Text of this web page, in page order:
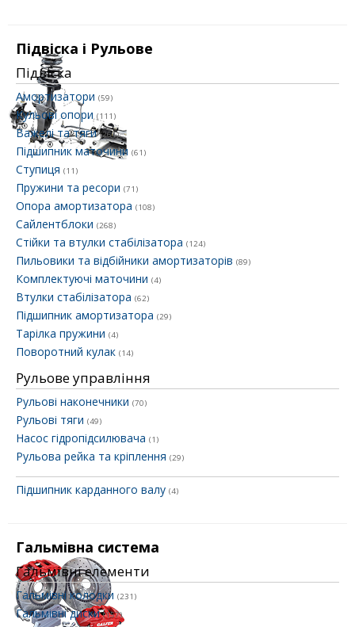
Підвіска і Рульове
Підвіска
Амортизатори (59)
Кульові опори (111)
Важелі та тяги(261)
Підшипник маточини (61)
Ступиця (11)
Пружини та ресори (71)
Опора амортизатора (108)
Сайлентблоки (268)
Стійки та втулки стабілізатора (124)
Пильовики та відбійники амортизаторів (89)
Комплектуючі маточини (4)
Втулки стабілізатора (62)
Підшипник амортизатора (29)
Тарілка пружини (4)
Поворотний кулак (14)
Рульове управління
Рульові наконечники (70)
Рульові тяги (49)
Насос гідропідсилювача (1)
Рульова рейка та кріплення (29)
Підшипник карданного валу (4)
Гальмівна система
Гальмівні елементи
Гальмівні колодки (231)
Гальмівні диски(157)